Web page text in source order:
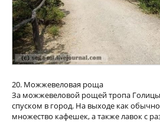
20. Можжевеловая роща
За можжевеловой рощей тропа
спуском в город. На выходе как
множество кафешек, а также лавок с